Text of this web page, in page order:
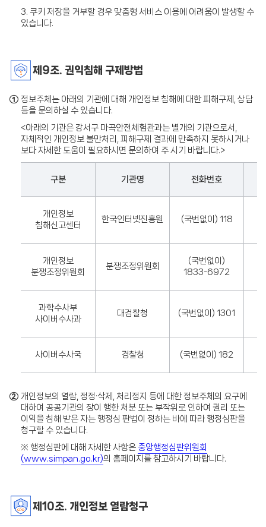
3. 쿠키 저장을 거부할 경우 맞춤형 서비스 이용에 어려움이 발생할 수
있습니다.
제9조. 권익침해 구제방법
① 정보주체는 아래의 기관에 대해 개인정보 침해에 대한 피해구제, 상담
등을 문의하실 수 있습니다.
<아래의 기관은 강서구 마곡안전체험관과는 별개의 기관으로서,
자체적인 개인정보 불만처리, 피해구제 결과에 만족하지 못하시거나
보다 자세한 도움이 필요하시면 문의하여 주 시기 바랍니다.>
구분 기관명 전화번호
개인정보
침해신고센터
한국인터넷진흥원 (국번없이) 118
개인정보
분쟁조정위원회
분쟁조정위원회
(국번없이)
1833-6972
과학수사부
사이버수사과
대검찰청 (국번없이) 1301
사이버수사국 경찰청 (국번없이) 182
② 개인정보의 열람, 정정·삭제, 처리정지 등에 대한 정보주체의 요구에
대하여 공공기관의 장이 행한 처분 또는 부작위로 인하여 권리 또는
이익을 침해 받은 자는 행정심 판법이 정하는 바에 따라 행정심판을
청구할 수 있습니다.
※ 행정심판에 대해 자세한 사항은 중앙행정심판위원회
(www.simpan.go.kr)의 홈페이지를 참고하시기 바랍니다.
제10조. 개인정보 열람청구